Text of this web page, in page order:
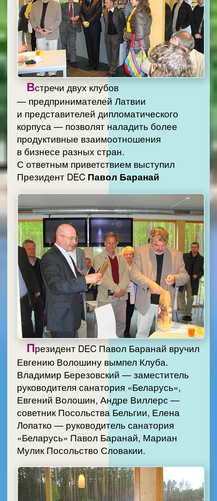
Встречи двух клубов
— предпринимателей Латвии
и представителей дипломатического
корпуса — позволят наладить более
продуктивные взаимоотношения
в бизнесе разных стран.
С ответным приветствием выступил
Президент DEC Павол Баранай
Президент DEC Павол Баранай вручил
Евгению Волошину вымпел Клуба.
Владимир Березовский — заместитель
руководителя санатория «Беларусь»,
Евгений Волошин, Андре Виллерс —
советник Посольства Бельгии, Елена
Лопатко — руководитель санатория
«Беларусь» Павол Баранай, Мариан
Мулик Посольство Словакии.